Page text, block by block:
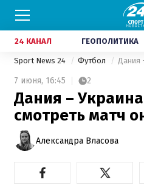
24 КАНАЛ ГЕОПОЛИТИКА
Sport News 24 Футбол
7 июня, 16:45 2
Дания –
смотреть матч
Александра Власова